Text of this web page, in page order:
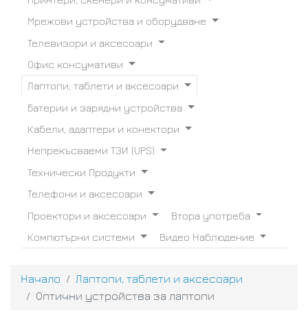
Мрежови устройства и оборудване
Телевизори и аксесоари
Офис консумативи
Лаптопи, таблети и аксесоари
Батерии и зарядни устройства
Кабели, адаптери и конектори
Непрекъсваеми ТЗИ (UPS)
Технически Продукти
Телефони и аксесоари
Проектори и аксесоари
Втора употреба
Компютърни системи
Видео Наблюдение
Начало
Лаптопи, таблети и аксесоари
Оптични устройства за лаптопи